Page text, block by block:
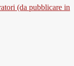
(da pubblicare in